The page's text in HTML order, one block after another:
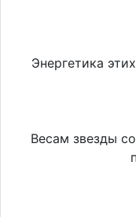
Энергетика
Весам звезды